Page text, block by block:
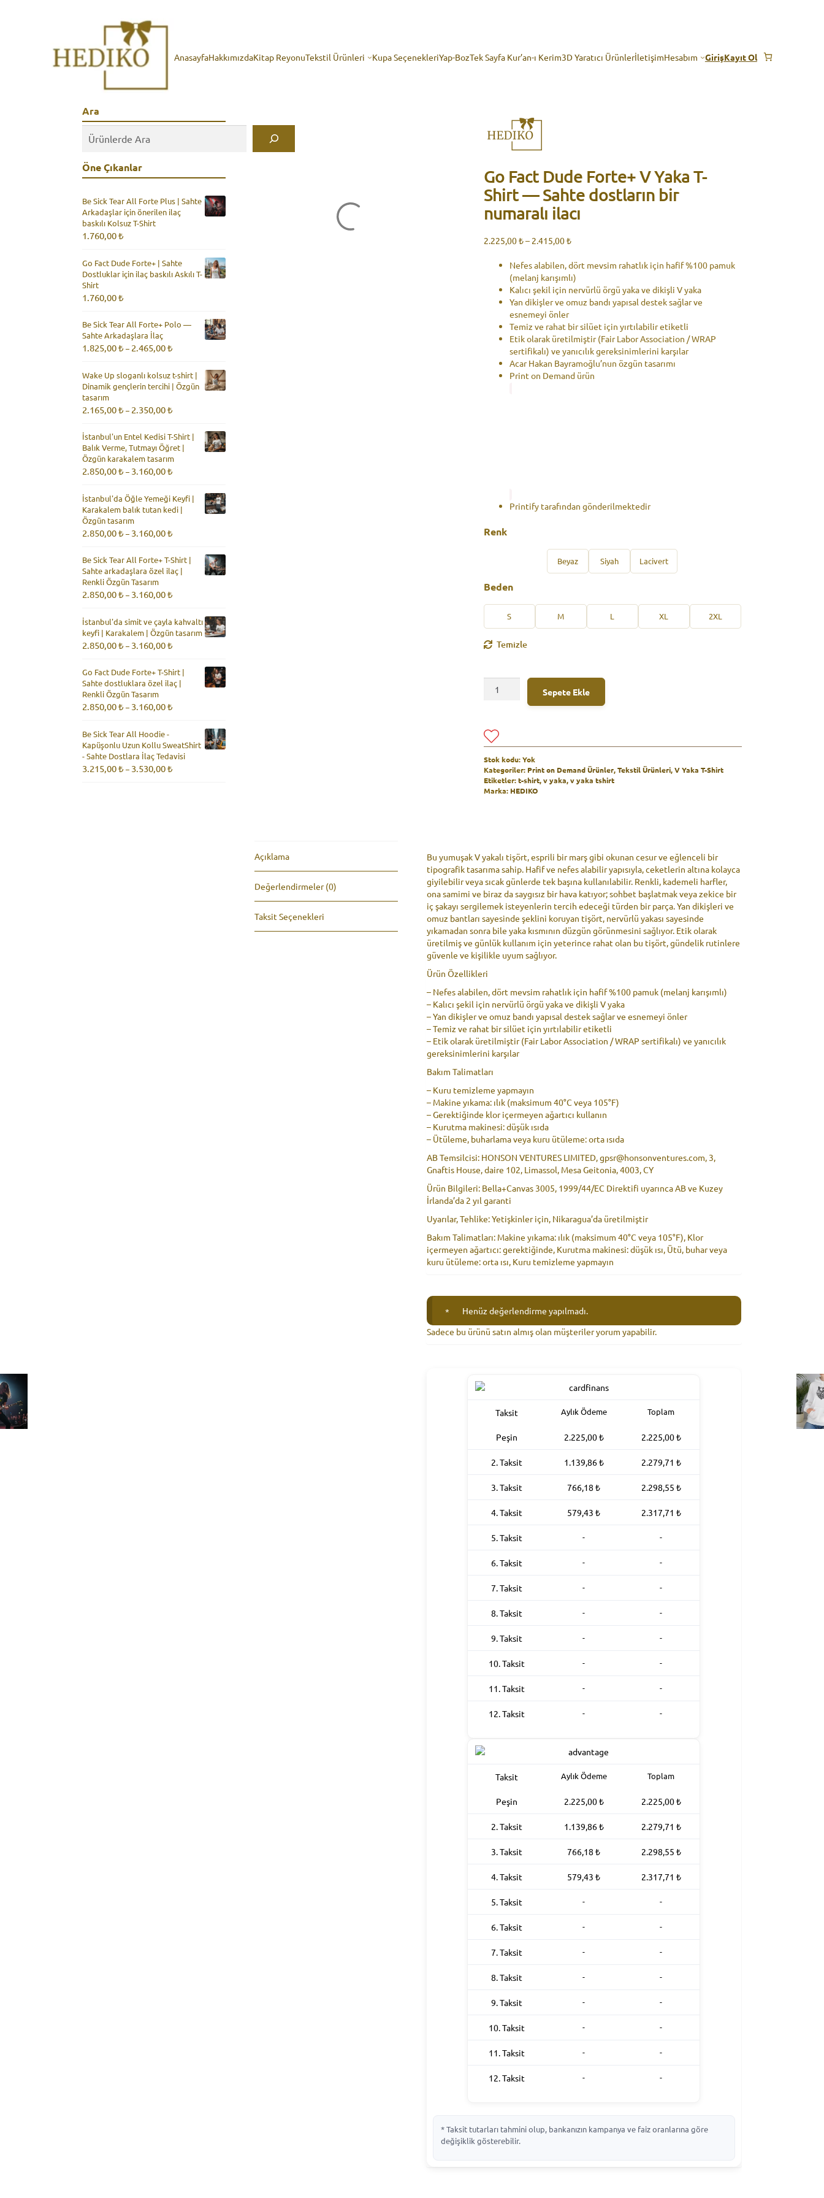
AnasayfaHakkımızdaKitap ReyonuTekstil Ürünleri Kupa SeçenekleriYap-BozTek Sayfa Kur’an-ı Kerim3D Yaratıcı ÜrünlerİletişimHesabım GirişKayıt Ol
Go Fact Dude Forte+ V Yaka T-
Shirt — Sahte dostların bir
numaralı ilacı
2.225,00₺– 2.415,00₺Fiyat
2.225,00 ₺
-
2.415,00 ₺
Nefes alabilen, dört mevsim rahatlık için hafif %100 pamuk
(melanj karışımlı)
Kalıcı şekil için nervürlü örgü yaka ve dikişli V yaka
Yan dikişler ve omuz bandı yapısal destek sağlar ve
esnemeyi önler
Temiz ve rahat bir silüet için yırtılabilir etiketli
Etik olarak üretilmiştir (Fair Labor Association / WRAP
sertifikalı) ve yanıcılık gereksinimlerini karşılar
Acar Hakan Bayramoğlu’nun özgün tasarımı
Print on Demand ürün
Printify tarafından gönderilmektedir
Renk
Beyaz Siyah Lacivert
Beden
S M L XL 2XL
Temizle
Fact
V
Yaka
T-
Shirt
—
Sahte
adet
Sepete Ekle
t
e
r
n
a
Stok kodu:Yok
Kategoriler: Print on Demand Ürünler,Tekstil Ürünleri,V Yaka T-Shirt
Etiketler:t-shirt,v yaka,v yaka tshirt
Marka: HEDIKO
Açıklama
Değerlendirmeler (0)
Taksit Seçenekleri
Bu yumuşak V yakalı tişört, esprili bir marş gibi okunan cesur ve eğlenceli bir
tipografik tasarıma sahip. Hafif ve nefes alabilir yapısıyla, ceketlerin altına kolayca
giyilebilir veya sıcak günlerde tek başına kullanılabilir. Renkli, kademeli harfler,
ona samimi ve biraz da saygısız bir hava katıyor; sohbet başlatmak veya zekice bir
iç şakayı sergilemek isteyenlerin tercih edeceği türden bir parça. Yan dikişleri ve
omuz bantları sayesinde şeklini koruyan tişört, nervürlü yakası sayesinde
yıkamadan sonra bile yaka kısmının düzgün görünmesini sağlıyor. Etik olarak
üretilmiş ve günlük kullanım için yeterince rahat olan bu tişört, gündelik rutinlere
güvenle ve kişilikle uyum sağlıyor.
Ürün Özellikleri
– Nefes alabilen, dört mevsim rahatlık için hafif %100 pamuk (melanj karışımlı)
– Kalıcı şekil için nervürlü örgü yaka ve dikişli V yaka
– Yan dikişler ve omuz bandı yapısal destek sağlar ve esnemeyi önler
– Temiz ve rahat bir silüet için yırtılabilir etiketli
– Etik olarak üretilmiştir (Fair Labor Association / WRAP sertifikalı) ve yanıcılık
gereksinimlerini karşılar
Bakım Talimatları
– Kuru temizleme yapmayın
– Makine yıkama: ılık (maksimum 40°C veya 105°F)
– Gerektiğinde klor içermeyen ağartıcı kullanın
– Kurutma makinesi: düşük ısıda
– Ütüleme, buharlama veya kuru ütüleme: orta ısıda
AB Temsilcisi: HONSON VENTURES LIMITED, gpsr@honsonventures.com, 3,
Gnaftis House, daire 102, Limassol, Mesa Geitonia, 4003, CY
Ürün Bilgileri: Bella+Canvas 3005, 1999/44/EC Direktifi uyarınca AB ve Kuzey
İrlanda’da 2 yıl garanti
Uyarılar, Tehlike: Yetişkinler için, Nikaragua’da üretilmiştir
Bakım Talimatları: Makine yıkama: ılık (maksimum 40°C veya 105°F), Klor
içermeyen ağartıcı: gerektiğinde, Kurutma makinesi: düşük ısı, Ütü, buhar veya
kuru ütüleme: orta ısı, Kuru temizleme yapmayın
Henüz değerlendirme yapılmadı.
Sadece bu ürünü satın almış olan müşteriler yorum yapabilir.
Taksit Aylık Ödeme Toplam
Peşin 2.225,00₺ 2.225,00₺
2. Taksit 1.139,86₺ 2.279,71 ₺
3. Taksit 766,18₺ 2.298,55 ₺
4. Taksit 579,43₺ 2.317,71 ₺
5. Taksit - -
6. Taksit - -
7. Taksit - -
8. Taksit - -
9. Taksit - -
10. Taksit - -
11. Taksit - -
12. Taksit - -
Taksit Aylık Ödeme Toplam
Peşin 2.225,00₺ 2.225,00₺
2. Taksit 1.139,86₺ 2.279,71 ₺
3. Taksit 766,18₺ 2.298,55 ₺
4. Taksit 579,43₺ 2.317,71 ₺
5. Taksit - -
6. Taksit - -
7. Taksit - -
8. Taksit - -
9. Taksit - -
10. Taksit - -
11. Taksit - -
12. Taksit - -
* Taksit tutarları tahmini olup, bankanızın kampanya ve faiz oranlarına göre
değişiklik gösterebilir.
Ara
Öne Çıkanlar
Be Sick Tear All Forte Plus | Sahte
Arkadaşlar için önerilen ilaç
baskılı Kolsuz T-Shirt
1.760,00₺
Go Fact Dude Forte+ | Sahte
Dostluklar için ilaç baskılı Askılı T-
Shirt
1.760,00₺
Be Sick Tear All Forte+ Polo —
Sahte Arkadaşlara İlaç
1.825,00₺ – 2.465,00₺
-
2.465,00 ₺
Wake Up sloganlı kolsuz t-shirt |
Dinamik gençlerin tercihi | Özgün
tasarım
2.165,00₺ – 2.350,00₺
-
2.350,00 ₺
İstanbul'un Entel Kedisi T-Shirt |
Balık Verme, Tutmayı Öğret |
Özgün karakalem tasarım
2.850,00₺ – 3.160,00₺
-
3.160,00 ₺
İstanbul'da Öğle Yemeği Keyfi |
Karakalem balık tutan kedi |
Özgün tasarım
2.850,00₺ – 3.160,00₺
-
3.160,00 ₺
Be Sick Tear All Forte+ T-Shirt |
Sahte arkadaşlara özel ilaç |
Renkli Özgün Tasarım
2.850,00₺ – 3.160,00₺
-
3.160,00 ₺
İstanbul'da simit ve çayla kahvaltı
keyfi | Karakalem | Özgün tasarım
2.850,00₺ – 3.160,00₺
-
3.160,00 ₺
Go Fact Dude Forte+ T-Shirt |
Sahte dostluklara özel ilaç |
Renkli Özgün Tasarım
2.850,00₺ – 3.160,00₺
3.160,00 ₺
Be Sick Tear All Hoodie -
Kapüşonlu Uzun Kollu SweatShirt
- Sahte Dostlara İlaç Tedavisi
3.215,00₺ – 3.530,00₺